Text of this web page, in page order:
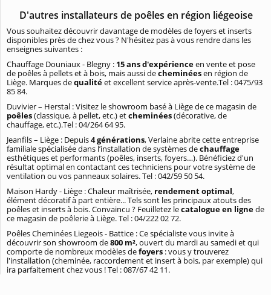
D'autres installateurs de poêles en région liégeoise
Vous souhaitez découvrir davantage de modèles de foyers et inserts
disponibles près de chez vous ? N'hésitez pas à vous rendre dans les
enseignes suivantes :
Chauffage Douniaux - Blegny : 15 ans d'expérienceen vente et pose
de poêles à pellets et à bois, mais aussi decheminéesen région de
Liège. Marques dequalitéet excellent service après-vente.Tel : 0475/93
85 84.
Duvivier – Herstal : Visitez le showroom basé à Liège de ce magasin de
poêles(classique, à pellet, etc.) etcheminées(décorative, de
chauffage, etc.).Tel : 04/264 64 95.
Jeanfils – Liège : Depuis4 générations, Verlaine abrite cette entreprise
familiale spécialisée dans l’installation de systèmes dechauffage
esthétiques et performants (poêles, inserts, foyers…). Bénéficiez d'un
résultat optimal en contactant ces techniciens pour votre système de
ventilation ou vos panneaux solaires. Tel : 042/59 50 54.
Maison Hardy - Liège : Chaleur maîtrisée, rendement optimal,
élément décoratif à part entière... Tels sont les principaux atouts des
poêles et inserts à bois. Convaincu ? Feuilletez lecatalogue en lignede
ce magasin de poêlerie à Liège. Tel : 04/222 02 72.
Poêles Cheminées Liegeois - Battice : Ce spécialiste vous invite à
découvrir son showroom de800 m², ouvert du mardi au samedi et qui
comporte de nombreux modèles defoyers : vous y trouverez
l'installation (cheminée, raccordement et insert à bois, par exemple) qui
ira parfaitement chez vous ! Tel : 087/67 42 11.